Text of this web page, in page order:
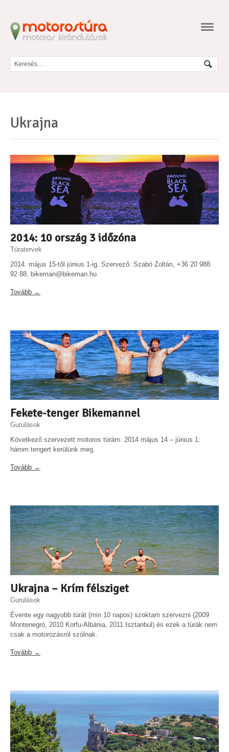
Ukrajna
2014: 10 ország 3 időzóna
Túratervek
2014. május 15-től június 1-ig. Szervező: Szabó Zoltán, +36 20 988
92 88, bikeman@bikeman.hu
Tovább →
Fekete-tenger Bikemannel
Gurulások
Következő szervezett motoros túrám: 2014 május 14 – június 1:
három tengert kerülünk meg.
Tovább →
Ukrajna – Krím félsziget
Gurulások
Évente egy nagyobb túrát (min 10 napos) szoktam szervezni (2009
Montenegró, 2010 Korfu-Albánia, 2011 Isztanbul) és ezek a túrák nem
csak a motorozásról szólnak.
Tovább →